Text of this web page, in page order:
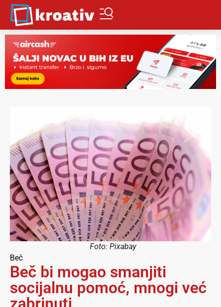
Foto: Pixabay
Beč
Beč bi mogao smanjiti
socijalnu pomoć, mnogi već